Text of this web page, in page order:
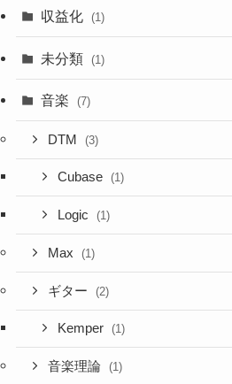
収益化 (1)
未分類 (1)
音楽 (7)
DTM (3)
Cubase (1)
Logic (1)
Max (1)
ギター (2)
Kemper (1)
音楽理論 (1)